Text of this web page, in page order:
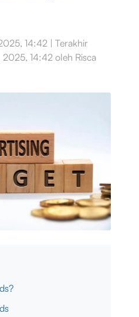
14:42 | Terakhir
2025, 14:42 oleh Risca